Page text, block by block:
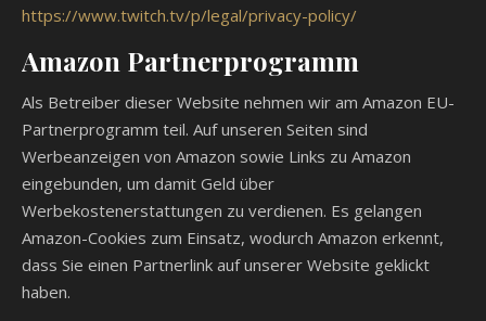
https://www.twitch.tv/p/legal/privacy-policy/
Amazon Partnerprogramm
Als Betreiber dieser Website nehmen wir am Amazon EU-
Partnerprogramm teil. Auf unseren Seiten sind
Werbeanzeigen von Amazon sowie Links zu Amazon
eingebunden, um damit Geld über
Werbekostenerstattungen zu verdienen. Es gelangen
Amazon-Cookies zum Einsatz, wodurch Amazon erkennt,
dass Sie einen Partnerlink auf unserer Website geklickt
haben.